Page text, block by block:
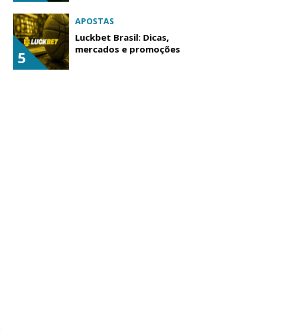
5
APOSTAS
Luckbet Brasil: Dicas,
mercados e promoções